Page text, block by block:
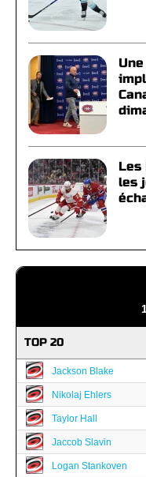
Les
les
TOP 20
Jackson Blake
Nikolaj Ehlers
Taylor Hall
Jaccob Slavin
Logan Stankoven